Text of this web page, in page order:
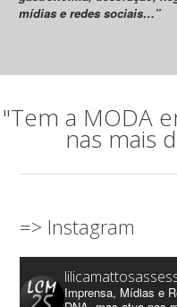
mídias e redes sociais…”
"Tem a MODA
nas mais
=> Instagram
Imprensa, Mídias e